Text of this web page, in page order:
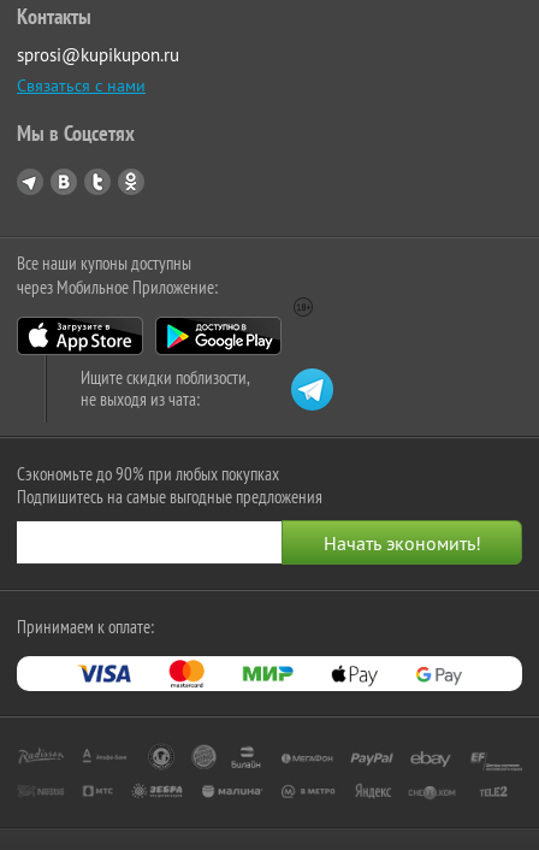
Контакты
sprosi@kupikupon.ru
Связаться с нами
Мы в Соцсетях
Все наши купоны доступны
через Мобильное Приложение:
Ищите скидки поблизости,
не выходя из чата:
Сэкономьте до 90% при любых покупках
Подпишитесь на самые выгодные предложения
Принимаем к оплате: